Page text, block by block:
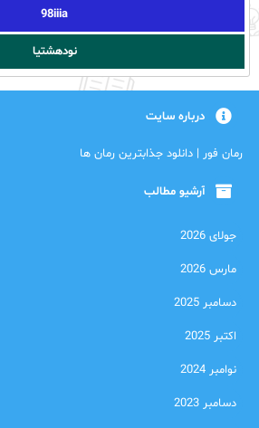
98iiia
نودهشتیا
درباره سایت
رمان فور | دانلود جذابترین رمان ها
آرشیو مطالب
جولای 2026
مارس 2026
دسامبر 2025
اکتبر 2025
نوامبر 2024
دسامبر 2023